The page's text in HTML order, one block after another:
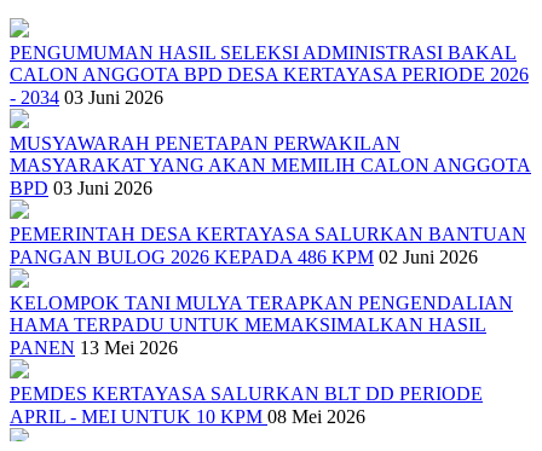
PENGUMUMAN HASIL SELEKSI ADMINISTRASI BAKAL
CALON ANGGOTA BPD DESA KERTAYASA PERIODE 2026
- 2034 03 Juni 2026
MUSYAWARAH PENETAPAN PERWAKILAN
MASYARAKAT YANG AKAN MEMILIH CALON ANGGOTA
BPD 03 Juni 2026
PEMERINTAH DESA KERTAYASA SALURKAN BANTUAN
PANGAN BULOG 2026 KEPADA 486 KPM 02 Juni 2026
KELOMPOK TANI MULYA TERAPKAN PENGENDALIAN
HAMA TERPADU UNTUK MEMAKSIMALKAN HASIL
PANEN 13 Mei 2026
PEMDES KERTAYASA SALURKAN BLT DD PERIODE
APRIL - MEI UNTUK 10 KPM 08 Mei 2026